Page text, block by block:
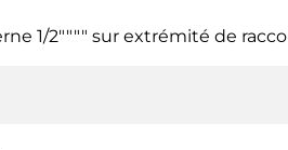
1/2"""" sur extrémité de